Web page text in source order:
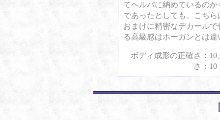
てヘルパに納めているの
であったとしても、こち
おまけに精密なデカール
る高級感はホーガンとは違
ボディ成形の正確さ：
さ：